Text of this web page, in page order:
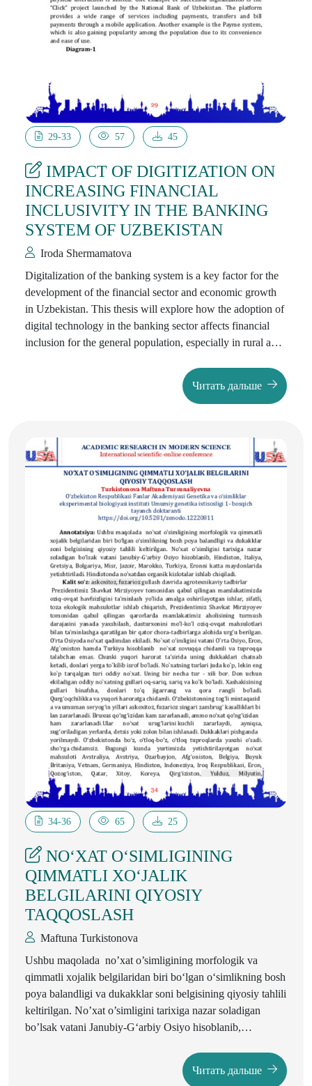
29-33 57 45
IMPACT OF DIGITIZATION ON
INCREASING FINANCIAL
INCLUSIVITY IN THE BANKING
SYSTEM OF UZBEKISTAN
Iroda Shermamatova
Digitalization of the banking system is a key factor for the
development of the financial sector and economic growth
in Uzbekistan. This thesis will explore how the adoption of
digital technology in the banking sector affects financial
inclusion for the general population, especially in rural and
the current state of digitalization in Uzbek banks,
identifying the main challenges and opportunities, as well
Читать дальше
34-36 65 25
NO‘XAT O‘SIMLIGINING
QIMMATLI XO‘JALIK
BELGILARINI QIYOSIY
TAQQOSLASH
Maftuna Turkistonova
Ushbu maqolada no’xat o’simligining morfologik va
qimmatli xojalik belgilaridan biri bo‘lgan o‘simlikning bosh
poya balandligi va dukakklar soni belgisining qiyosiy tahlili
keltirilgan. No’xat o’simligini tarixiga nazar soladigan
bo’lsak vatani Janubiy-G‘arbiy Osiyo hisoblanib,
Marokko, Turkiya, Eronni katta maydonlarida yetishtiriladi.
Hindistonda no’xatdan organik kislotalar ishlab chiqiladi.
Читать дальше